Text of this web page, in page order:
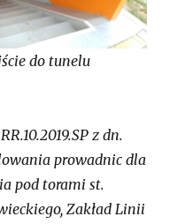
do tunelu
z dn.
prowadnic dla
pod torami st.
Zakład Linii